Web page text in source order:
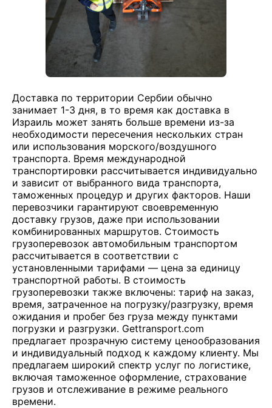
Доставка по территории Сербии обычно
занимает 1-3 дня, в то время как доставка в
Израиль может занять больше времени из-за
необходимости пересечения нескольких стран
или использования морского/воздушного
транспорта. Время международной
транспортировки рассчитывается индивидуально
и зависит от выбранного вида транспорта,
таможенных процедур и других факторов. Наши
перевозчики гарантируют своевременную
доставку грузов, даже при использовании
комбинированных маршрутов. Стоимость
грузоперевозок автомобильным транспортом
рассчитывается в соответствии с
установленными тарифами — цена за единицу
транспортной работы. В стоимость
грузоперевозки также включены: тариф на заказ,
время, затраченное на погрузку/разгрузку, время
ожидания и пробег без груза между пунктами
погрузки и разгрузки. Gettransport.com
предлагает прозрачную систему ценообразования
и индивидуальный подход к каждому клиенту. Мы
предлагаем широкий спектр услуг по логистике,
включая таможенное оформление, страхование
грузов и отслеживание в режиме реального
времени.